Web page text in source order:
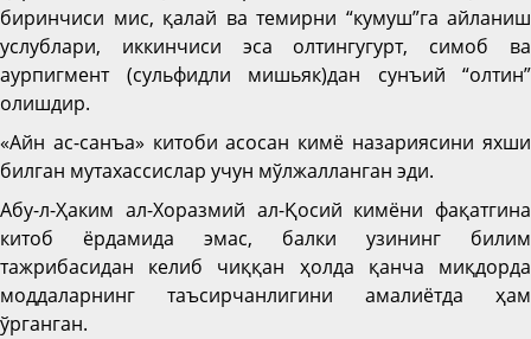
биринчиси мис, қалай ва темирни “кумуш”га айланиш
услублари, иккинчиси эса олтингугурт, симоб ва
аурпигмент (сульфидли мишьяк)дан сунъий “олтин”
олишдир.
«Айн ас-санъа» китоби асосан кимё назариясини яхши
билган мутахассислар учун мўлжалланган эди.
Абу-л-Ҳаким ал-Хоразмий ал-Қосий кимёни фақатгина
китоб ёрдамида эмас, балки узининг билим
тажрибасидан келиб чиққан ҳолда қанча миқдорда
моддаларнинг таъсирчанлигини амалиётда ҳам
ўрганган.